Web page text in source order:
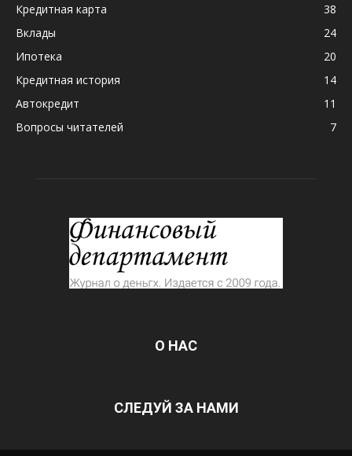
Кредитная карта
38
Вклады
24
Ипотека
20
Кредитная история
14
Автокредит
11
Вопросы читателей
7
О НАС
СЛЕДУЙ ЗА НАМИ